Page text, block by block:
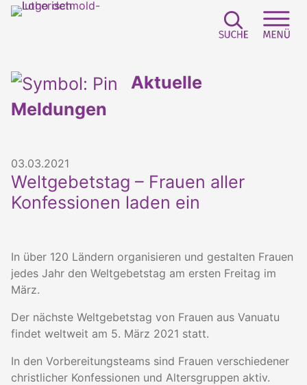
Aktuelle
Meldungen
03.03.2021
Weltgebetstag – Frauen aller
Konfessionen laden ein
In über 120 Ländern organisieren und gestalten Frauen
jedes Jahr den Weltgebetstag am ersten Freitag im
März.
Der nächste Weltgebetstag von Frauen aus Vanuatu
findet weltweit am 5. März 2021 statt.
In den Vorbereitungsteams sind Frauen verschiedener
christlicher Konfessionen und Altersgruppen aktiv.